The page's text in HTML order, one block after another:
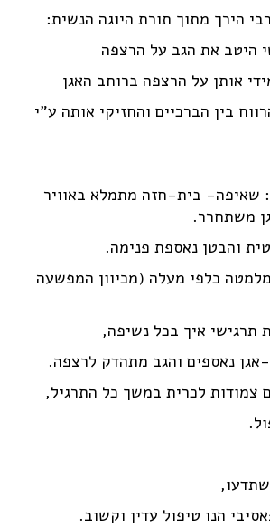
הירך מתוך תורת היוגה הנשית:
היטב את הגב על הרצפה
אותן על הרצפה ברוחב האגן
בין הברכיים והחזיקי אותה ע"י
שאיפה- בית-חזה מתמלא באוויר
משתחרר.
והבטן נאספת פנימה.
מלמטה כלפי מעלה (מכיוון המפשעה
תרגישי איך בכל נשיפה,
נאספים והגב מתהדק לרצפה.
צמודות לכרית במשך כל התרגיל,
הנו טיפול עדין וקשוב.